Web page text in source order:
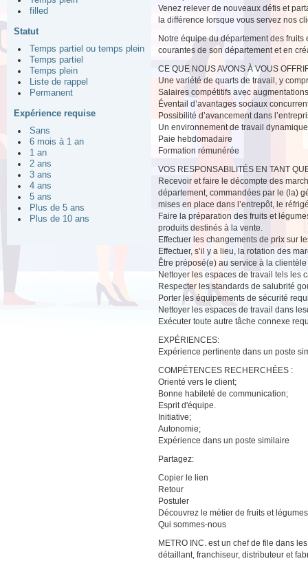
filled
Statut
Temps partiel ou temps plein
Temps partiel
Temps plein
Liste de rappel
Permanent
Expérience requise
Sans
6 mois à 1 an
1 an
2 ans
3 ans
4 ans
5 ans
Plus de 5 ans
Plus de 10 ans
Venez relever de nouveaux défis et
la différence lorsque vous servez nos
Notre équipe du département des
courantes de son département et en
CE QUE NOUS AVONS À VOUS
Une variété de quarts de travail, y
Salaires compétitifs avec
Éventail d’avantages sociaux
Possibilité d’avancement dans
Un environnement de travail
Paie hebdomadaire
Formation rémunérée
VOS RESPONSABILITÉS EN TANT
Recevoir et faire le décompte des
département, commandées par le (la)
mises en place dans l’entrepôt, le
Faire la préparation des fruits et
produits destinés à la vente.
Effectuer les changements de prix sur
Effectuer, s’il y a lieu, la rotation des
Être préposé(e) au service à la
Nettoyer les espaces de travail tels les
Respecter les standards de salubrité
Porter les équipements de sécurité
Nettoyer les espaces de travail dans
Exécuter toute autre tâche connexe
EXPÉRIENCES:
Expérience pertinente dans un poste
COMPÉTENCES RECHERCHÉES :
Orienté vers le client;
Bonne habileté de communication;
Esprit d'équipe.
Initiative;
Autonomie;
Expérience dans un poste similaire
Partagez:
Copier le lien
Retour
Postuler
Découvrez le métier de fruits et légumes
Qui sommes-nous
METRO INC. est un chef de file dans
détaillant, franchiseur, distributeur et